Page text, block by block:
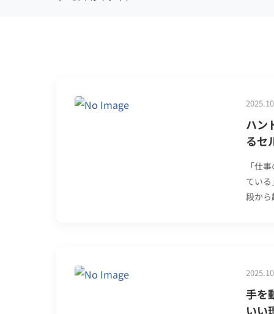
ハン
るセ
「仕
てい
段か
手を
いい